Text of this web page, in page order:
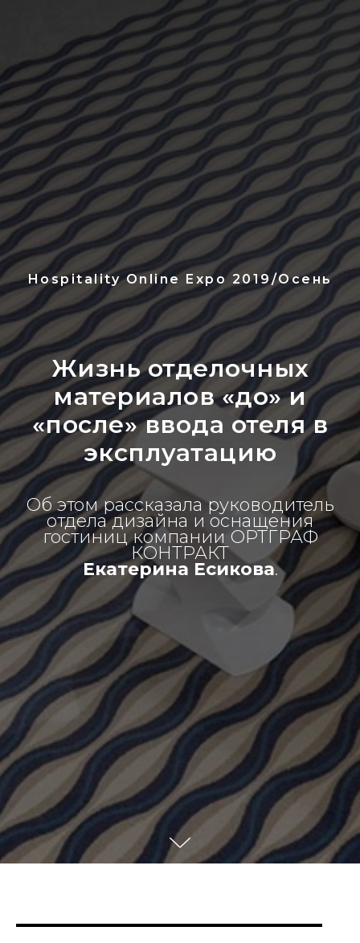
Hospitality Online Expo 2019/Осень
Жизнь отделочных
материалов «до» и
«после» ввода отеля в
эксплуатацию
Об этом рассказала руководитель
отдела дизайна и оснащения
гостиниц компании ОРТГРАФ
КОНТРАКТ
Екатерина Есикова.